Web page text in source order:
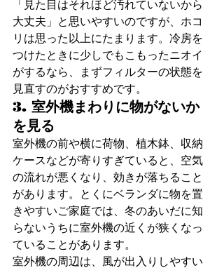
「見た目はそれほど汚れていないから
大丈夫」と思いやすいのですが、ホコ
リは思った以上にたまります。冷房を
つけたときに少しでもこもったニオイ
がするなら、まずフィルターの状態を
見直すのがおすすめです。
3. 室外機まわりに物がないか
を見る
室外機の前や横に荷物、植木鉢、収納
ケースなどが寄りすぎていると、空気
の流れが悪くなり、効きが落ちること
があります。とくにベランダに物を置
きやすいご家庭では、冬のあいだに知
らないうちに室外機の近くが狭くなっ
ていることがあります。
室外機の周辺は、風が出入りしやすい